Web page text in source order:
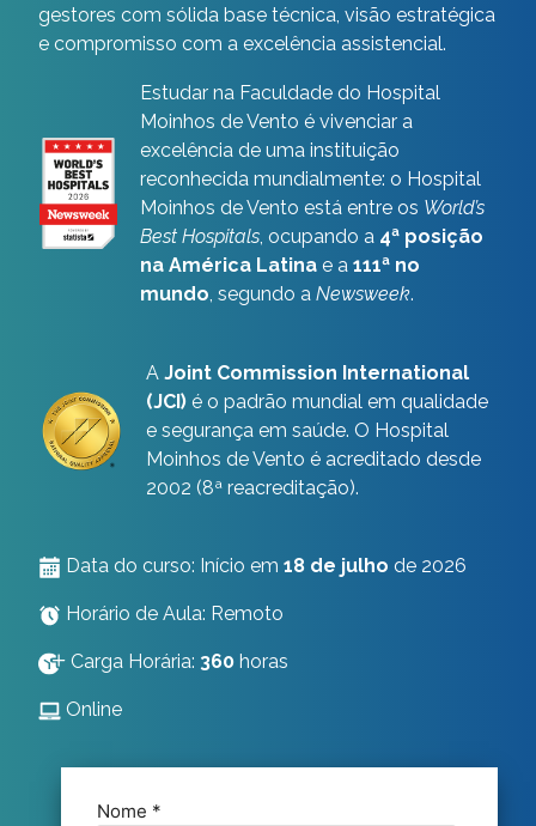
gestores com sólida base técnica, visão estratégica
e compromisso com a excelência assistencial.
Estudar na Faculdade do Hospital
Moinhos de Vento é vivenciar a
excelência de uma instituição
reconhecida mundialmente: o Hospital
Moinhos de Vento está entre os World’s
Best Hospitals, ocupando a 4ª posição
na América Latina e a 111ª no
mundo, segundo a Newsweek.
A Joint Commission International
(JCI) é o padrão mundial em qualidade
e segurança em saúde. O Hospital
Moinhos de Vento é acreditado desde
2002 (8ª reacreditação).
Data do curso: Início em18 de julho de 2026
Horário de Aula: Remoto
Carga Horária: 360 horas
Online